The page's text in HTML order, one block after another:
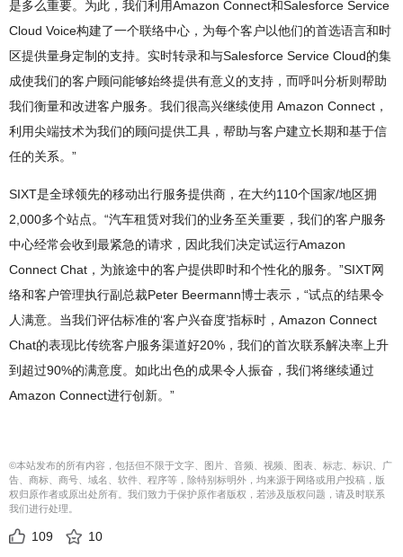
是多么重要。为此，我们利用Amazon Connect和Salesforce Service
Cloud Voice构建了一个联络中心，为每个客户以他们的首选语言和时
区提供量身定制的支持。实时转录和与Salesforce Service Cloud的集
成使我们的客户顾问能够始终提供有意义的支持，而呼叫分析则帮助
我们衡量和改进客户服务。我们很高兴继续使用 Amazon Connect，
利用尖端技术为我们的顾问提供工具，帮助与客户建立长期和基于信
任的关系。”
SIXT是全球领先的移动出行服务提供商，在大约110个国家/地区拥
2,000多个站点。“汽车租赁对我们的业务至关重要，我们的客户服务
中心经常会收到最紧急的请求，因此我们决定试运行Amazon
Connect Chat，为旅途中的客户提供即时和个性化的服务。”SIXT网
络和客户管理执行副总裁Peter Beermann博士表示，“试点的结果令
人满意。当我们评估标准的‘客户兴奋度’指标时，Amazon Connect
Chat的表现比传统客户服务渠道好20%，我们的首次联系解决率上升
到超过90%的满意度。如此出色的成果令人振奋，我们将继续通过
Amazon Connect进行创新。”
©本站发布的所有内容，包括但不限于文字、图片、音频、视频、图表、标志、标识、广
告、商标、商号、域名、软件、程序等，除特别标明外，均来源于网络或用户投稿，版
权归原作者或原出处所有。我们致力于保护原作者版权，若涉及版权问题，请及时联系
我们进行处理。
109 10